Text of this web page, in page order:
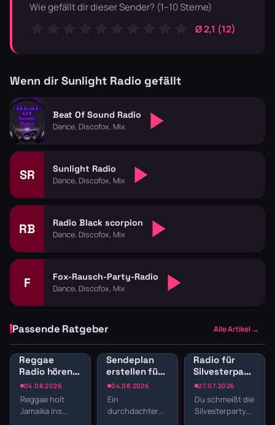
Wie gefällt dir dieser Sender? (1–10 Sterne)
Ø 2,1 (12)
Wenn dir Sunlight Radio gefällt
Beat Of Sound Radio
Dance, Discofox, Mix
SR Sunlight Radio
Dance, Discofox, Mix
RB Radio Black scorpion
Dance, Discofox, Mix
F Fox-Rausch-Party-Radio
Dance, Discofox, Mix
Passende Ratgeber Alle Artikel →
04.08.2026
Reggae
Radio hören:
Jamaican
Vibes und
Dancehall
Reggae holt
Jamaika ins
04.08.2026
Sendeplan
erstellen fürs
Webradio:
Struktur
statt
Ein
durchdachter
27.07.2026
Radio für
Silvesterparty:
Die besten
Sender für
den
Jahreswechsel
Du schmeißt die
Silvesterparty